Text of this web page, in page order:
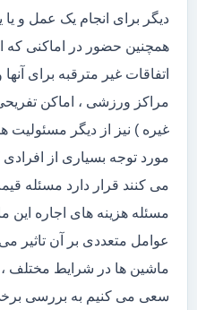
دیگر برای انجام یک عمل و
همچنین حضور در اماکنی که
اتفاقات غیر مترقبه برای
مراکز ورزشی ، اماکن
غیره ) نیز از دیگر مسئولیت
مورد توجه بسیاری از
می کنند قرار دارد مسئله
مسئله هزینه های اجاره
عوامل متعددی بر آن تاثیر
ماشین ها در شرایط مختلف ،
سعی می کنیم به بررسی برخی